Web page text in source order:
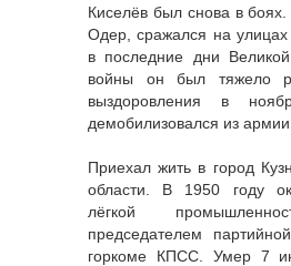
Киселёв был снова в
Одер, сражался на
в последние дни Великой
войны он был тяжело
выздоровления в
демобилизовался из армии.
Приехал жить в город
области. В 1950 году
лёгкой
председателем
горкоме КПСС. Умер 7